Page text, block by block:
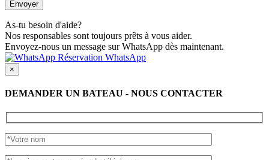
As-tu besoin d'aide?
Nos responsables sont toujours prêts à vous aider.
Envoyez-nous un message sur WhatsApp dès maintenant.
Réservation WhatsApp
×
DEMANDER UN BATEAU - NOUS CONTACTER